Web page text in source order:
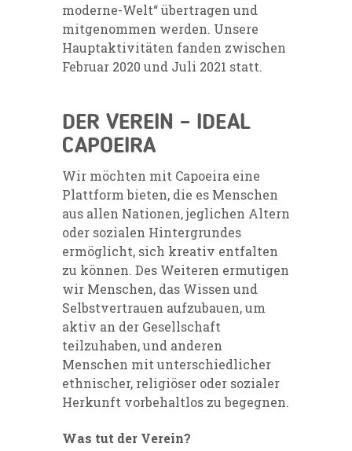
moderne-Welt“ übertragen und
mitgenommen werden. Unsere
Hauptaktivitäten fanden zwischen
Februar 2020 und Juli 2021 statt.
DER VEREIN – IDEAL
CAPOEIRA
Wir möchten mit Capoeira eine
Plattform bieten, die es Menschen
aus allen Nationen, jeglichen Altern
oder sozialen Hintergrundes
ermöglicht, sich kreativ entfalten
zu können. Des Weiteren ermutigen
wir Menschen, das Wissen und
Selbstvertrauen aufzubauen, um
aktiv an der Gesellschaft
teilzuhaben, und anderen
Menschen mit unterschiedlicher
ethnischer, religiöser oder sozialer
Herkunft vorbehaltlos zu begegnen.
Was tut der Verein?